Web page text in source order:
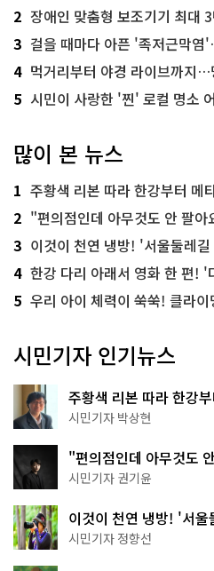
2 장애인 맞춤형 보조기기 최대 3년
3 걸을 때마다 아픈 '족저근막염'…무
4 먹거리부터 야경 라이브까지
5 시민이 사랑한 '찐' 로컬 명소 어
많이 본 뉴스
1 주황색 리본 따라 한강부터 메타세쿼
2 "편의점인데 아무것도 안 팔아요" 서
3 이것이 천연 냉방! '서울둘레
4 한강 다리 아래서 영화 한 편! '
5 우리 아이 체력이 쑥쑥! 클라
시민기자 인기뉴스
주황색 리본 따라 한강
서울둘레길 15코스
시민기자 박상현
"편의점인데 아무것도
한 편의점의 정체
시민기자 권기윤
이것이 천연 냉방! '서
나볼까
시민기자 정향선